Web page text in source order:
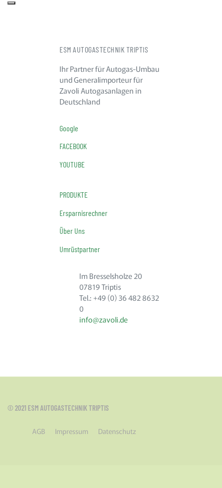
ESM AUTOGASTECHNIK TRIPTIS
Ihr Partner für Autogas-Umbau
und Generalimporteur für
Zavoli Autogasanlagen in
Deutschland
Google
FACEBOOK
YOUTUBE
PRODUKTE
Ersparnisrechner
Über Uns
Umrüstpartner
Im Bresselsholze 20
07819 Triptis
Tel.: +49 (0) 36 482 8632
0
info@zavoli.de
© 2021 ESM AUTOGASTECHNIK TRIPTIS
AGB Impressum Datenschutz